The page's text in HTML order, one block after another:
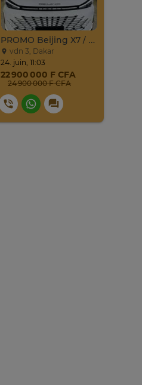
PROMO Beijing X7 / 2025
vdn 3, Dakar
24. juin, 11:03
22 900 000 F CFA
24 900 000 F CFA